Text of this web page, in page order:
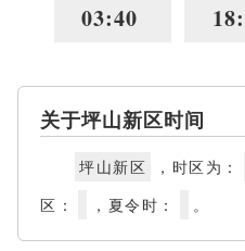
03:40
关于坪山新区时间
坪山新区 ，时区为：
区：
，夏令时： 。